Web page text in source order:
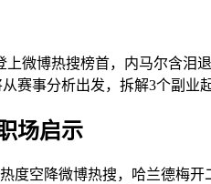
上微博热搜榜首，内马尔含
赛事分析出发，拆解3个副业
场启示
热度空降微博热搜，哈兰德梅